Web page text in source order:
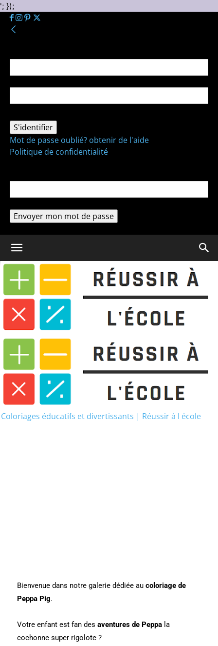
'; });
Mot de passe oublié? obtenir de l'aide
Politique de confidentialité
Coloriages éducatifs et divertissants | Réussir à l école
Coloriage Coloriage Peppa Pig : 34
images gratuites à colorier
Coloriage Peppa Pig : 34
images gratuites à colorier
Bienvenue dans notre galerie dédiée au coloriage de
Peppa Pig.
Votre enfant est fan des aventures de Peppa la
cochonne super rigolote ?